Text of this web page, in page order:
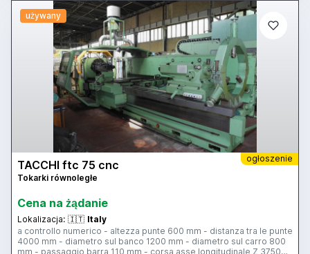
używany
ogłoszenie
TACCHI ftc 75 cnc
Tokarki równoległe
Cena na żądanie
Lokalizacja: 🇮🇹 Italy
a controllo numerico - altezza punte 600 mm - distanza tra le punte
4000 mm - diametro sul banco 1200 mm - diametro sul carro 800
mm - passaggio barra 110 mm - corsa asse longitudinale Z 3750